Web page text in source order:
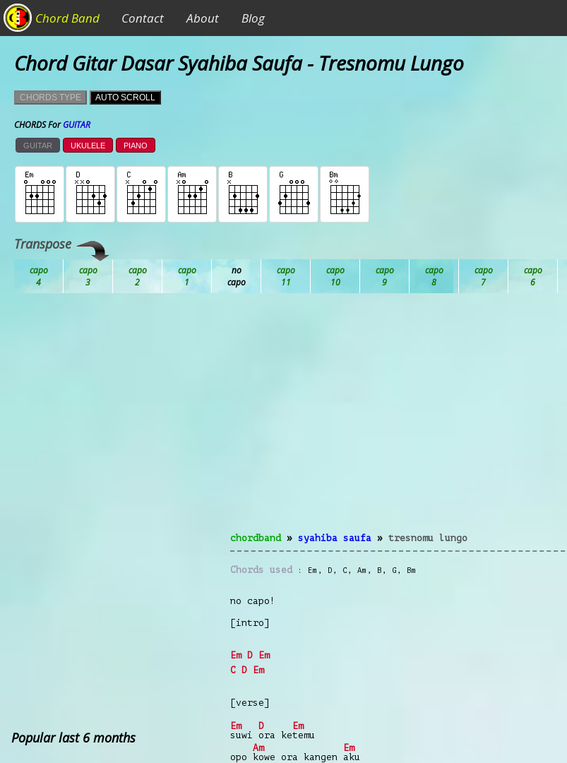
Chord Band Contact About Blog
Chord Gitar Dasar Syahiba Saufa - Tresnomu Lungo
CHORDS TYPE AUTO SCROLL
CHORDS ForGUITAR
GUITAR UKULELE PIANO
Transpose
chordband» syahiba saufa » tresnomu lungo
Chords used Em , D , C , Am , B , G , Bm
no capo!
[intro]
Em D
Em
C D Em
[verse]
Em
suwi
D
ora ke
Em
temu
opo
Am
kowe ora kangen
Em
aku
Popular last 6 months